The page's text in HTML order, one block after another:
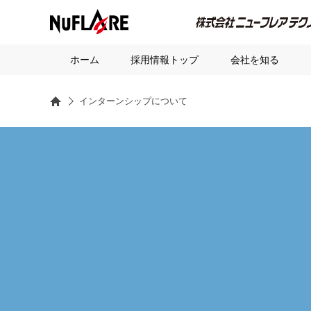
ホーム 採用情報トップ 会社を知る
HOMEインターンシップについて